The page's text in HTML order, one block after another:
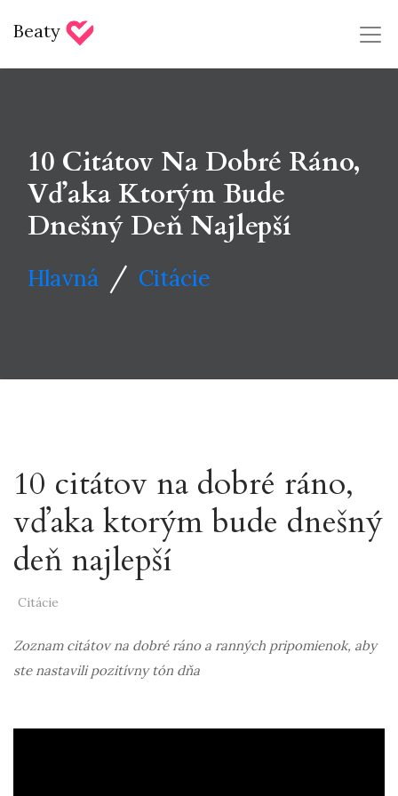
Beaty
10 Citátov Na Dobré Ráno,
Vďaka Ktorým Bude
Dnešný Deň Najlepší
Hlavná / Citácie
10 citátov na dobré ráno,
vďaka ktorým bude dnešný
deň najlepší
Citácie
Zoznam citátov na dobré ráno a ranných pripomienok, aby
ste nastavili pozitívny tón dňa